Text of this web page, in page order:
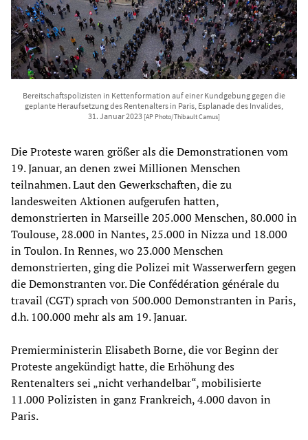
Bereitschaftspolizisten in Kettenformation auf einer Kundgebung gegen die
geplante Heraufsetzung des Rentenalters in Paris, Esplanade des Invalides,
31. Januar 2023 [AP Photo/Thibault Camus]
Die Proteste waren größer als die Demonstrationen vom
19. Januar, an denen zwei Millionen Menschen
teilnahmen. Laut den Gewerkschaften, die zu
landesweiten Aktionen aufgerufen hatten,
demonstrierten in Marseille 205.000 Menschen, 80.000 in
Toulouse, 28.000 in Nantes, 25.000 in Nizza und 18.000
in Toulon. In Rennes, wo 23.000 Menschen
demonstrierten, ging die Polizei mit Wasserwerfern gegen
die Demonstranten vor. Die Confédération générale du
travail (CGT) sprach von 500.000 Demonstranten in Paris,
d.h. 100.000 mehr als am 19. Januar.
Premierministerin Elisabeth Borne, die vor Beginn der
Proteste angekündigt hatte, die Erhöhung des
Rentenalters sei „nicht verhandelbar“, mobilisierte
11.000 Polizisten in ganz Frankreich, 4.000 davon in
Paris.